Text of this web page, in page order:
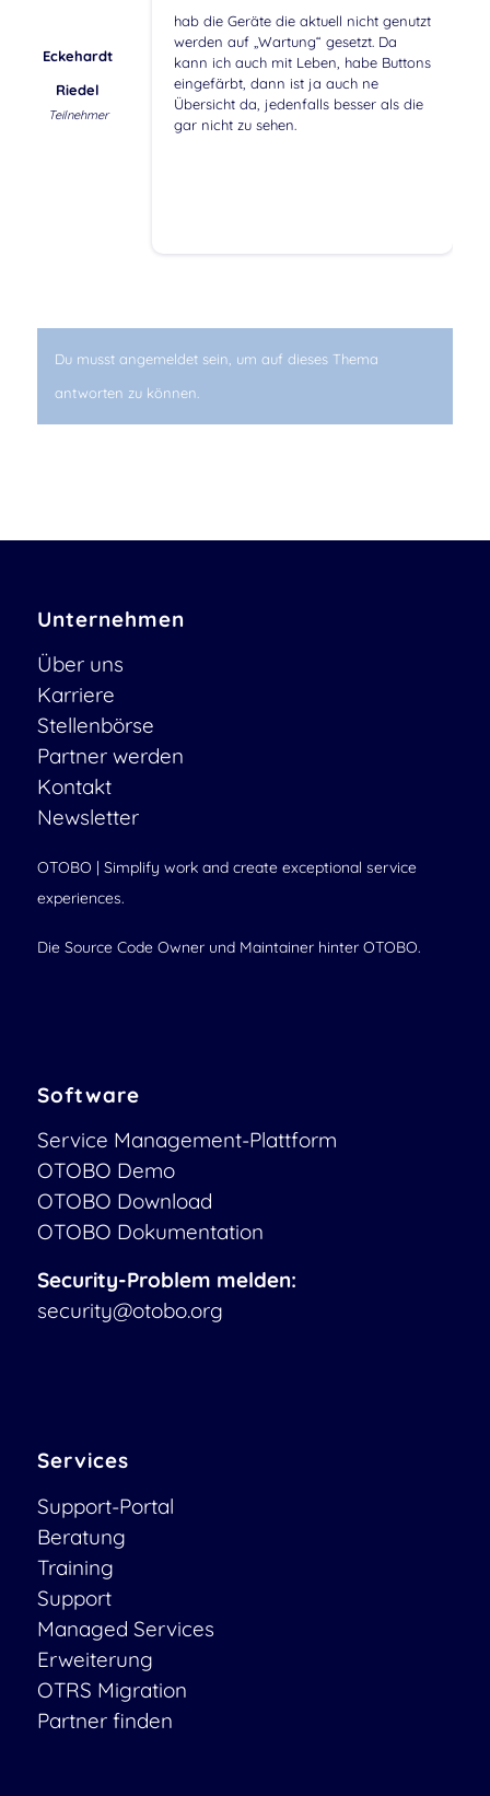
Eckehardt
Riedel
Teilnehmer
hab die Geräte die aktuell nicht genutzt
werden auf „Wartung“ gesetzt. Da
kann ich auch mit Leben, habe Buttons
eingefärbt, dann ist ja auch ne
Übersicht da, jedenfalls besser als die
gar nicht zu sehen.
Du musst angemeldet sein, um auf dieses Thema
antworten zu können.
Unternehmen
Über uns
Karriere
Stellenbörse
Partner werden
Kontakt
Newsletter
OTOBO | Simplify work and create exceptional service
experiences.
Die Source Code Owner und Maintainer hinter OTOBO.
Software
Service Management-Plattform
OTOBO Demo
OTOBO Download
OTOBO Dokumentation
Security-Problem melden:
security@otobo.org
Services
Support-Portal
Beratung
Training
Support
Managed Services
Erweiterung
OTRS Migration
Partner finden